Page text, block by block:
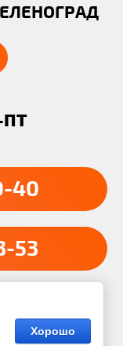
ПТ
40
53
2012 - 2026
Хорошо